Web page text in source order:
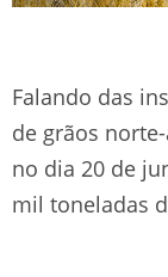
Falando das
de grãos
no dia 20 de
mil toneladas